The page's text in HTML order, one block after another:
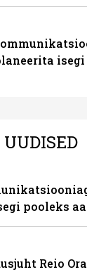
pooleks
Reio